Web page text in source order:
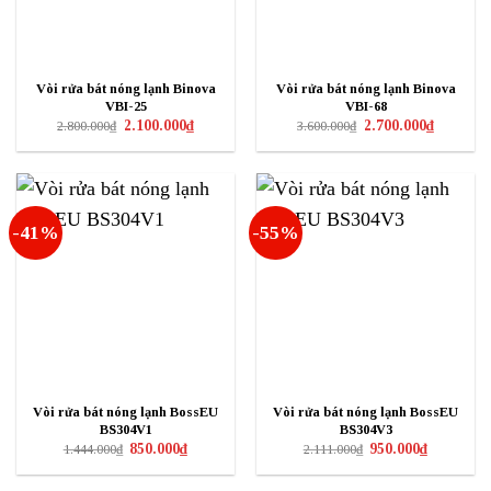
Vòi rửa bát nóng lạnh Binova
VBI-25
2.800.000₫ Giá
là:
2.100.000₫Giá
hiện
tại
Vòi rửa bát nóng lạnh Binova
VBI-68
3.600.000₫ Giá
là:
2.700.000₫Giá
hiện
tại
-41%
Vòi rửa bát nóng lạnh BossEU
BS304V1
1.444.000₫ Giá
là:
850.000₫Giá
hiện
tại
-55%
Vòi rửa bát nóng lạnh BossEU
BS304V3
2.111.000₫ Giá
là:
950.000₫Giá
hiện
tại